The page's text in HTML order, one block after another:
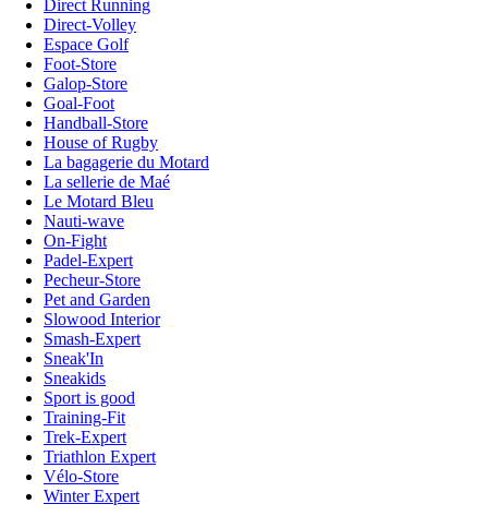
Direct Running
Direct-Volley
Espace Golf
Foot-Store
Galop-Store
Goal-Foot
Handball-Store
House of Rugby
La bagagerie du Motard
La sellerie de Maé
Le Motard Bleu
Nauti-wave
On-Fight
Padel-Expert
Pecheur-Store
Pet and Garden
Slowood Interior
Smash-Expert
Sneak'In
Sneakids
Sport is good
Training-Fit
Trek-Expert
Triathlon Expert
Vélo-Store
Winter Expert